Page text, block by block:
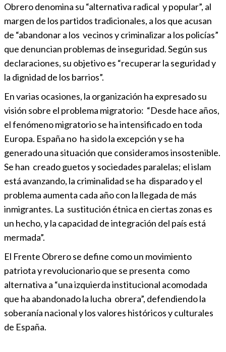
Obrero denomina su “alternativa radical y popular”, al
margen de los partidos tradicionales, a los que acusan
de “abandonar a los vecinos y criminalizar a los policías”
que denuncian problemas de inseguridad. Según sus
declaraciones, su objetivo es “recuperar la seguridad y
la dignidad de los barrios”.
En varias ocasiones, la organización ha expresado su
visión sobre el problema migratorio: “Desde hace años,
el fenómeno migratorio se ha intensificado en toda
Europa. España no ha sido la excepción y se ha
generado una situación que consideramos insostenible.
Se han creado guetos y sociedades paralelas; el islam
está avanzando, la criminalidad se ha disparado y el
problema aumenta cada año con la llegada de más
inmigrantes. La sustitución étnica en ciertas zonas es
un hecho, y la capacidad de integración del país está
mermada”.
El Frente Obrero se define como un movimiento
patriota y revolucionario que se presenta como
alternativa a “una izquierda institucional acomodada
que ha abandonado la lucha obrera”, defendiendo la
soberanía nacional y los valores históricos y culturales
de España.